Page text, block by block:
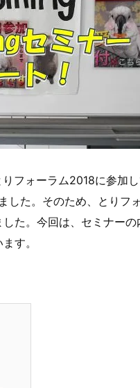
フォーラム2018に参加
した。そのため、とりフ
た。今回は、セミナー
す。